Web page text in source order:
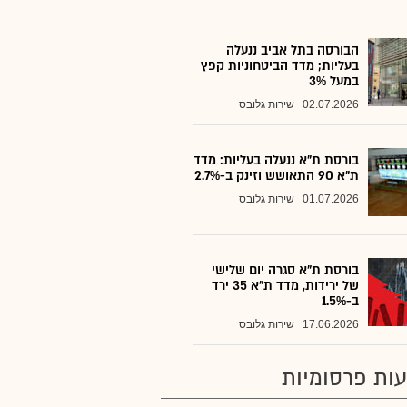
הבורסה בתל אביב ננעלה
בעליות; מדד הביטחוניות קפץ
במעל 3%
02.07.2026 שירות גלובס
בורסת ת"א ננעלה בעליות: מדד
ת"א 90 התאושש וזינק ב-2.7%
01.07.2026 שירות גלובס
בורסת ת"א סגרה יום שלישי
של ירידות, מדד ת"א 35 ירד
ב-1.5%
17.06.2026 שירות גלובס
פרסומיות